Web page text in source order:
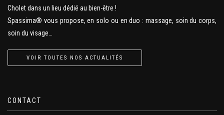
Cholet dans un lieu dédié au bien-être !
Spassima® vous propose, en solo ou en duo : massage, soin du corps,
soin du visage…
VOIR TOUTES NOS ACTUALITÉS
CONTACT